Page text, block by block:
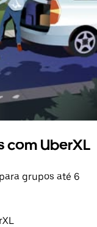
com UberXL
grupos até 6